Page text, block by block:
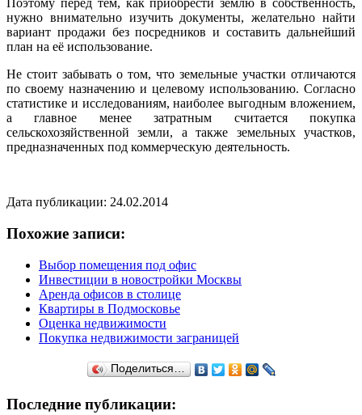
Поэтому перед тем, как приобрести землю в собственность,
нужно внимательно изучить документы, желательно найти
вариант продажи без посредников и составить дальнейший
план на её использование.
Не стоит забывать о том, что земельные участки отличаются
по своему назначению и целевому использованию. Согласно
статистике и исследованиям, наиболее выгодным вложением,
а главное менее затратным считается покупка
сельскохозяйственной земли, а также земельных участков,
предназначенных под коммерческую деятельность.
Дата публикации: 24.02.2014
Похожие записи:
Выбор помещения под офис
Инвестиции в новостройки Москвы
Аренда офисов в столице
Квартиры в Подмосковье
Оценка недвижимости
Покупка недвижимости заграницей
Поделиться…
Последние публикации: